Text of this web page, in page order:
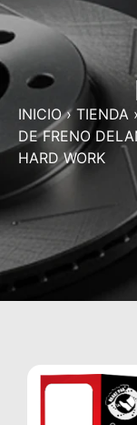
INICIO› TIENDA ›
DE FRENO
HARD WORK